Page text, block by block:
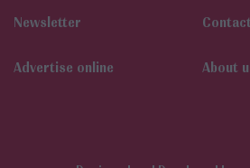
Newsletter
Αdvertise online About